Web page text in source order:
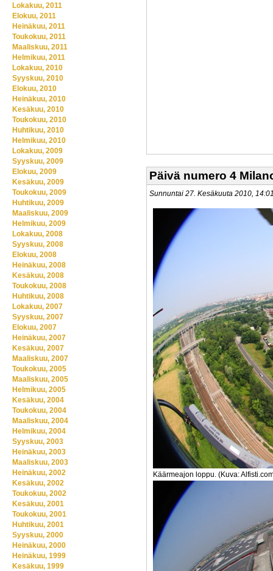
Päivä numero 4
Sunnuntai 27. Kesäkuuta 2010,
Käärmeajon loppu. (Kuva:
Lokakuu, 2011
Elokuu, 2011
Heinäkuu, 2011
Toukokuu, 2011
Maaliskuu, 2011
Helmikuu, 2011
Lokakuu, 2010
Syyskuu, 2010
Elokuu, 2010
Heinäkuu, 2010
Kesäkuu, 2010
Toukokuu, 2010
Huhtikuu, 2010
Helmikuu, 2010
Lokakuu, 2009
Syyskuu, 2009
Elokuu, 2009
Kesäkuu, 2009
Toukokuu, 2009
Huhtikuu, 2009
Maaliskuu, 2009
Helmikuu, 2009
Lokakuu, 2008
Syyskuu, 2008
Elokuu, 2008
Heinäkuu, 2008
Kesäkuu, 2008
Toukokuu, 2008
Huhtikuu, 2008
Lokakuu, 2007
Syyskuu, 2007
Elokuu, 2007
Heinäkuu, 2007
Kesäkuu, 2007
Maaliskuu, 2007
Toukokuu, 2005
Maaliskuu, 2005
Helmikuu, 2005
Kesäkuu, 2004
Toukokuu, 2004
Maaliskuu, 2004
Helmikuu, 2004
Syyskuu, 2003
Heinäkuu, 2003
Maaliskuu, 2003
Heinäkuu, 2002
Kesäkuu, 2002
Toukokuu, 2002
Kesäkuu, 2001
Toukokuu, 2001
Huhtikuu, 2001
Syyskuu, 2000
Heinäkuu, 2000
Heinäkuu, 1999
Kesäkuu, 1999